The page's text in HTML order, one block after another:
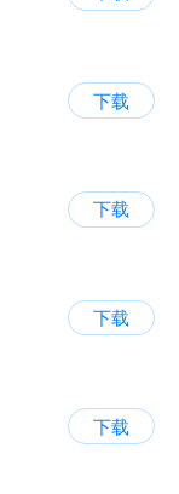
下载
下载
下载
下载